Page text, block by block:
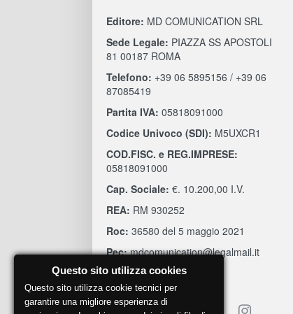
Editore: MD COMUNICATION SRL
Sede Legale: PIAZZA SS APOSTOLI
81 00187 ROMA
Telefono: +39 06 5895156 / +39 06
87085419
Partita IVA: 05818091000
Codice Univoco (SDI): M5UXCR1
COD.FISC. e REG.IMPRESE:
05818091000
Cap. Sociale: €. 10.200,00 I.V.
REA: RM 930252
Roc: 36580 del 5 maggio 2021
Pec:mdcomunication@legalmail.it
Questo sito utilizza cookies
Questo sito utilizza cookie tecnici per
garantire una migliore esperienza di